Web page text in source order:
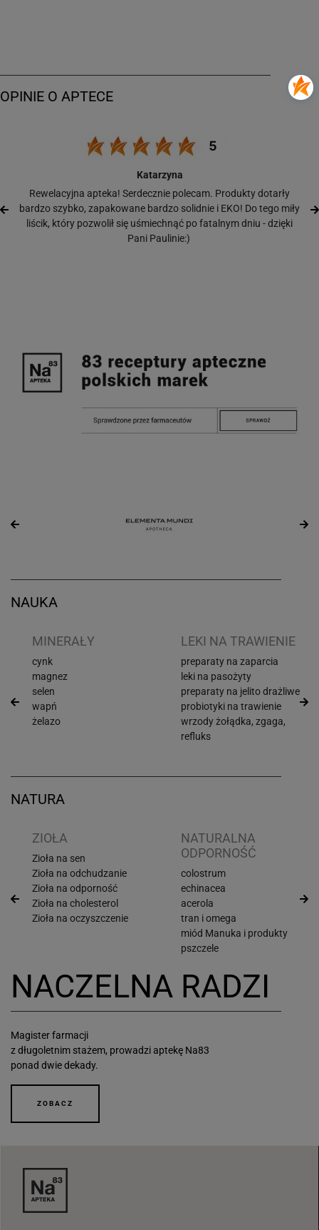
Katarzyna
Rewelacyjna apteka! Serdecznie polecam. Produkty dotarły
bardzo szybko, zapakowane bardzo solidnie i EKO! Do tego miły
liścik, który pozwolił się uśmiechnąć po fatalnym dniu - dzięki
Pani Paulinie:)
NAUKA
MINERAŁY
cynk
magnez
selen
wapń
żelazo
LEKI NA TRAWIENIE
preparaty na zaparcia
leki na pasożyty
preparaty na jelito drażliwe
probiotyki na trawienie
wrzody żołądka, zgaga,
refluks
NATURA
ZIOŁA
Zioła na sen
Zioła na odchudzanie
Zioła na odporność
Zioła na cholesterol
Zioła na oczyszczenie
NATURALNA
ODPORNOŚĆ
colostrum
echinacea
acerola
tran i omega
miód Manuka i produkty
pszczele
NACZELNA RADZI
Magister farmacji
z długoletnim stażem, prowadzi aptekę Na83
ponad dwie dekady.
ZOBACZ